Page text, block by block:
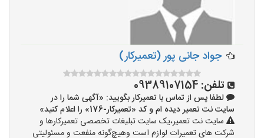
جواد جانی پور (تعمیرکار)
تلفن: 09389107154
لطفا پس از تماس با تعمیرکار بگویید: «آگهی شما را در
سایت نت تعمیر دیده ام و کد «تعمیرکار-176» را اعلام کنید»
سایت نت تعمیر،یک سایت تبلیغات تخصصی تعمیرکارها و
شرکت های تعمیرات لوازم است وهیچ‌گونه منفعت و مسئولیتی